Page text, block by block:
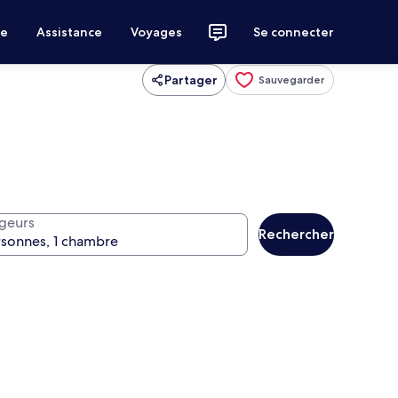
Assistance Voyages Se connecter
Partager Sauvegarder
Rechercher